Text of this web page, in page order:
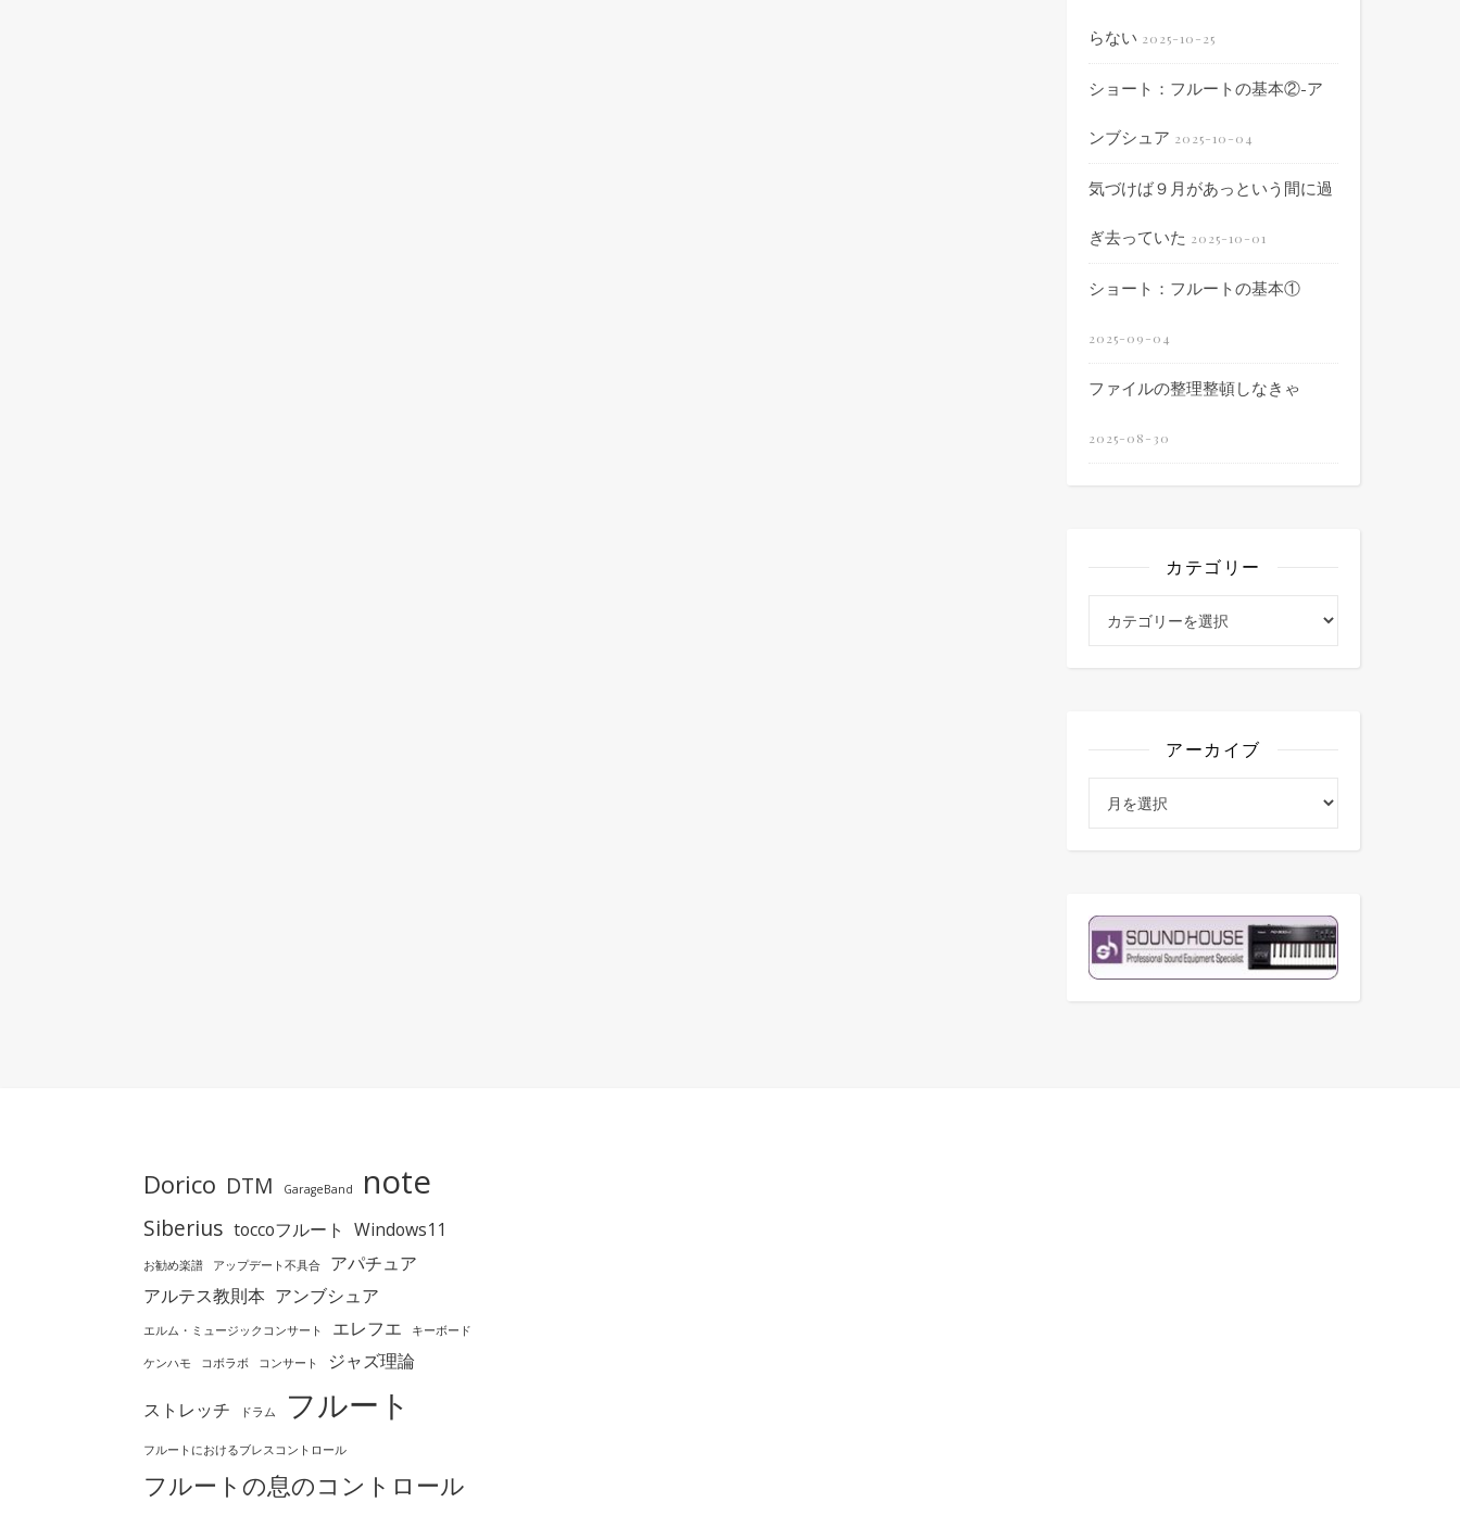
らない 2025-10-25
ショート：フルートの基本②-ア
ンブシュア 2025-10-04
気づけば９月があっという間に過
ぎ去っていた 2025-10-01
ショート：フルートの基本①
2025-09-04
ファイルの整理整頓しなきゃ
2025-08-30
カテゴリー
アーカイブ
Dorico DTM GarageBand note
Siberius toccoフルート Windows11
お勧め楽譜 アップデート不具合
アパチュア
アルテス教則本 アンブシュア
エルム・ミュージックコンサート エレフエ キーボード
ケンハモ コボラボ コンサート ジャズ理論
ストレッチ ドラム フルート
フルートにおけるブレスコントロール
フルートの息のコントロール